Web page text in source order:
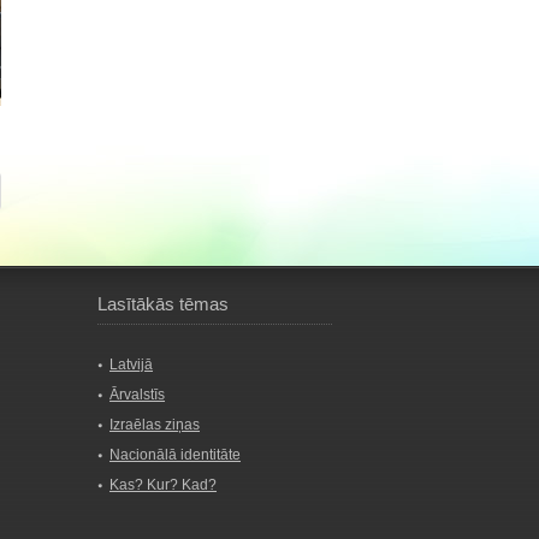
Lasītākās tēmas
Latvijā
Ārvalstīs
Izraēlas ziņas
Nacionālā identitāte
Kas? Kur? Kad?